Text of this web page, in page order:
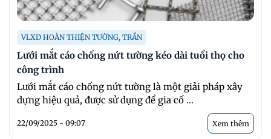
VLXD HOÀN THIỆN TƯỜNG, TRẦN
Lưới mắt cáo chống nứt tường kéo dài tuổi thọ cho
công trình
Lưới mắt cáo chống nứt tường là một giải pháp xây
dựng hiệu quả, được sử dụng để gia cố ...
22/09/2025 - 09:07 Xem thêm